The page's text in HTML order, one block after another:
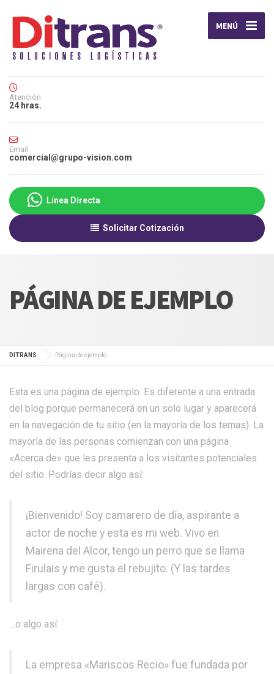
MENÚ
Atención
24 hras.
Email
comercial@grupo-vision.com
Línea Directa
Solicitar Cotización
PÁGINA DE EJEMPLO
DITRANS Página de ejemplo
Esta es una página de ejemplo. Es diferente a una entrada
del blog porque permanecerá en un solo lugar y aparecerá
en la navegación de tu sitio (en la mayoría de los temas). La
mayoría de las personas comienzan con una página
«Acerca de» que les presenta a los visitantes potenciales
del sitio. Podrías decir algo así:
¡Bienvenido! Soy camarero de día, aspirante a
actor de noche y esta es mi web. Vivo en
Mairena del Alcor, tengo un perro que se llama
Firulais y me gusta el rebujito. (Y las tardes
largas con café).
…o algo así:
La empresa «Mariscos Recio» fue fundada por